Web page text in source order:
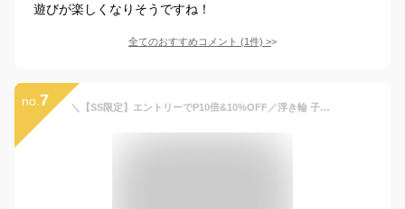
遊びが楽しくなりそうですね！
全てのおすすめコメント (1件) >
no. 7 ＼【SS限定】エントリーでP10倍&10%OFF／浮き輪 子供 足入れ プール 3歳 4歳 6歳 男の子 女の子 浮き輪 赤ちゃん 子供 フロート 飛行機 ベビーフロート 浮輪 うきわ ビーチ 海 プール 水遊び 浮き具 大きい キッズ浮き輪 スイミング 海水浴 かわいい フロート 水泳